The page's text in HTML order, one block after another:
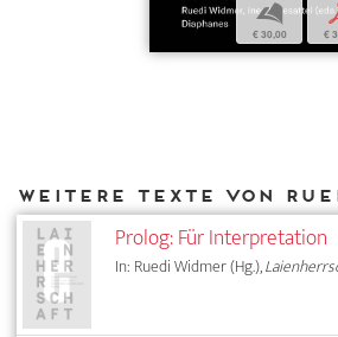
b
€ 30,00 €
Prolog: Für Interpretation
In: Ruedi Widmer (Hg.),